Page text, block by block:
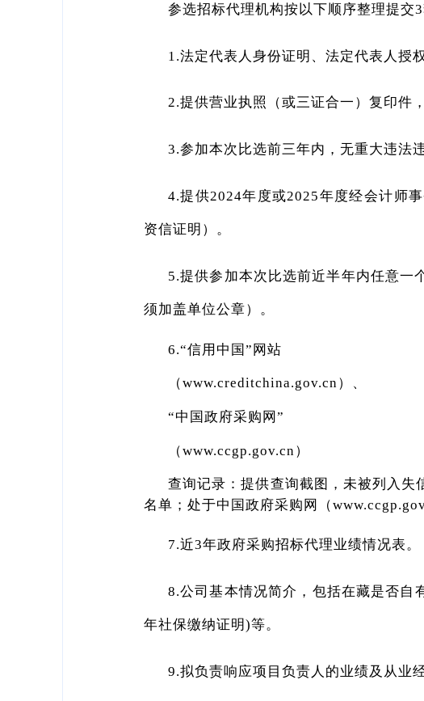
参选招标代理机构按以下顺序整理提交
1.法定代表人身份证明、法定代表人授
2.提供营业执照（或三证合一）复印件
3.参加本次比选前三年内，无重大违法
4.提供2024年度或2025年度经会计师
资信证明）。
5.提供参加本次比选前近半年内任意一
须加盖单位公章）。
6.“信用中国”网站
（www.creditchina.gov.cn）、
“中国政府采购网”
（www.ccgp.gov.cn）
查询记录：提供查询截图，未被列入
名单；处于中国政府采购网（
7.近3年政府采购招标代理业绩情况表。
8.公司基本情况简介，包括在藏是否自
年社保缴纳证明)等。
9.拟负责响应项目负责人的业绩及从业